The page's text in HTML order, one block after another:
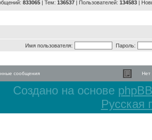
833065 | Тем: 136537 | Пользователей: 134583 |
Имя пользователя: Пароль:
сообщения Нет
Создано на основе phpBB
Русская